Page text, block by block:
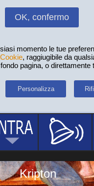
OK, confermo
momento le tue
, raggiugibile da
pagina, o direttamente
Personalizza
Kripton